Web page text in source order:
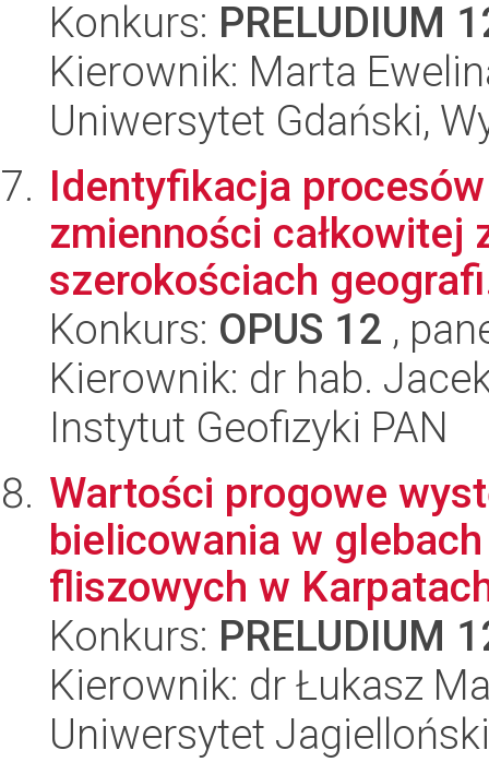
Konkurs: PRELUDIUM
Kierownik: Marta
Uniwersytet Gdański,
Identyfikacja
zmienności całkowitej
szerokościach
Konkurs: OPUS 12 ,
Kierownik: dr hab.
Instytut Geofizyki PAN
Wartości progowe
bielicowania w
fliszowych w
Konkurs: PRELUDIUM
Kierownik: dr Łukasz
Uniwersytet